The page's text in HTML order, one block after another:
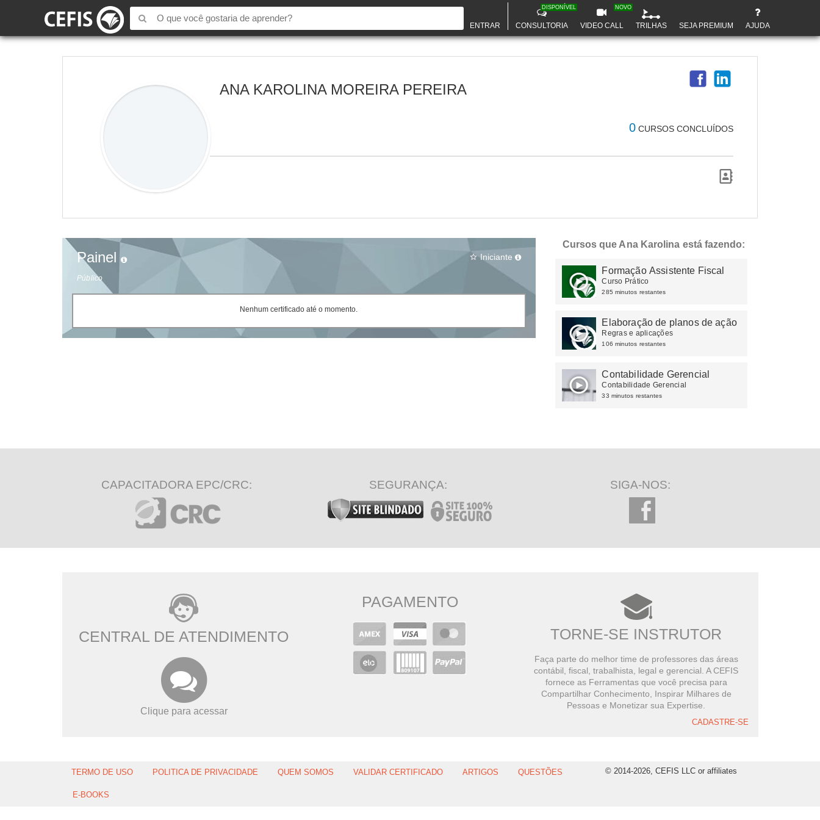
ENTRAR CONSULTORIA
DISPONÍVEL
VIDEO CALL
NOVO
TRILHAS SEJA PREMIUM AJUDA
ANA KAROLINA MOREIRA PEREIRA
0 CURSOS CONCLUÍDOS
Painel
Público
star_border Iniciante
Nenhum certificado até o momento.
Cursos que Ana Karolina está fazendo:
Formação Assistente Fiscal
Curso Prático
285 minutos restantes
Elaboração de planos de ação
Regras e aplicações
106 minutos restantes
Contabilidade Gerencial
Contabilidade Gerencial
33 minutos restantes
CAPACITADORA EPC/CRC: SEGURANÇA: SIGA-NOS:
CENTRAL DE ATENDIMENTO
Clique para acessar
PAGAMENTO
TORNE-SE INSTRUTOR
Faça parte do melhor time de professores das áreas
contábil, fiscal, trabalhista, legal e gerencial. A CEFIS
fornece as Ferramentas que você precisa para
Compartilhar Conhecimento, Inspirar Milhares de
Pessoas e Monetizar sua Expertise.
CADASTRE-SE
TERMO DE USO POLITICA DE PRIVACIDADE QUEM SOMOS VALIDAR CERTIFICADO ARTIGOS QUESTÕES
E-BOOKS
© 2014-2026, CEFIS LLC or affiliates